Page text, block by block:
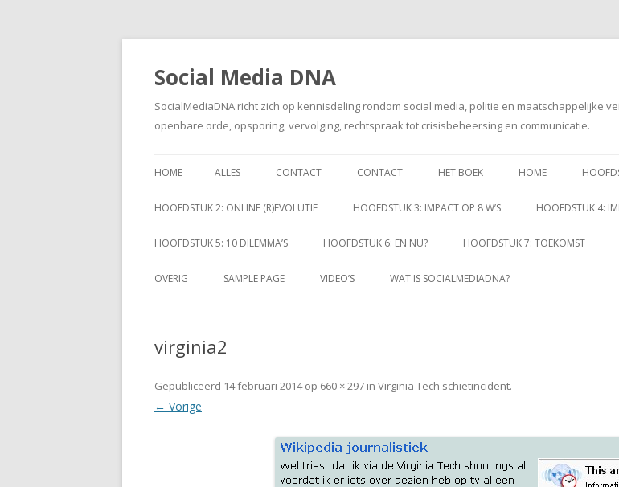
Social Media DNA
SocialMediaDNA richt zich op kennisdeling rondom social media, politie en maatschappelijke
openbare orde, opsporing, vervolging, rechtspraak tot crisisbeheersing en communicatie.
naar
HOME ALLES CONTACT CONTACT HET BOEK HOME
HOOFDSTUK 2: ONLINE (R)EVOLUTIE HOOFDSTUK 3: IMPACT OP 8 W’S HOOFDSTUK 4:
HOOFDSTUK 5: 10 DILEMMA’S HOOFDSTUK 6: EN NU? HOOFDSTUK 7: TOEKOMST
OVERIG SAMPLE PAGE VIDEO’S WAT IS SOCIALMEDIADNA?
virginia2
Gepubliceerd 14 februari 2014op 660 × 297 in Virginia Tech schietincident.
← Vorige